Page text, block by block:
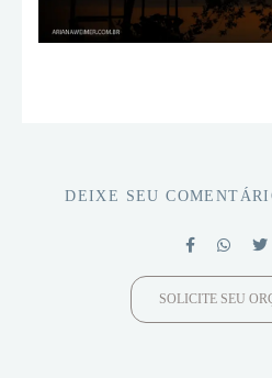
DEIXE SEU
SOLICITE SEU